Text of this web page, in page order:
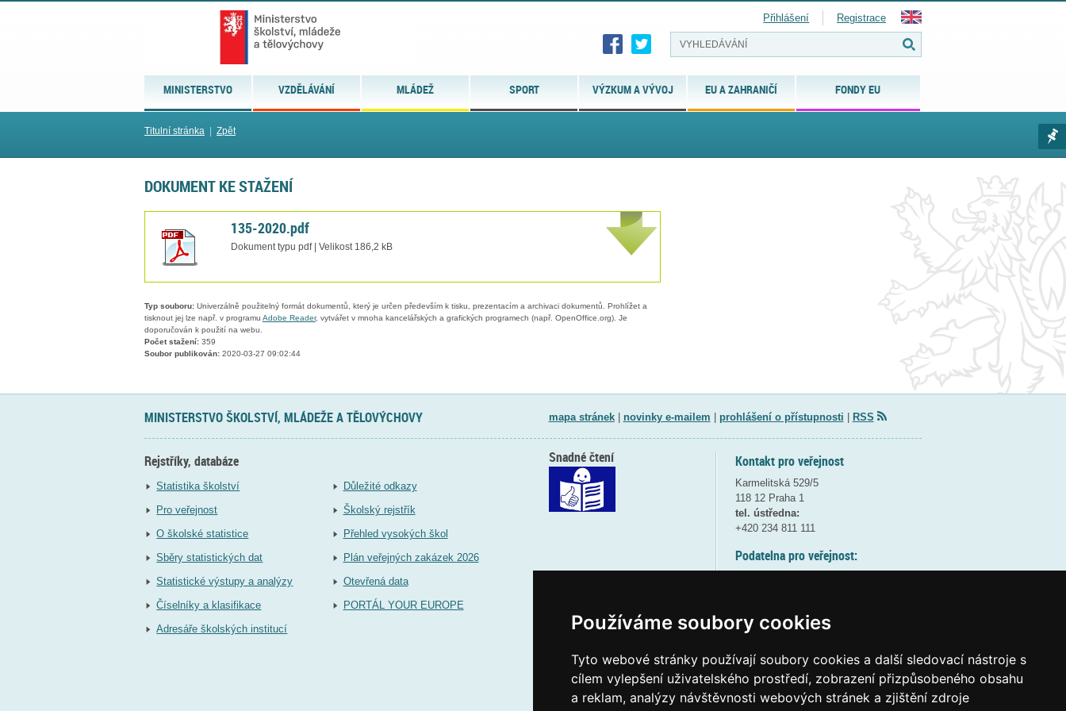
Používáme soubory cookies
Tyto webové stránky používají soubory cookies a další sledovací nástroje s
cílem vylepšení uživatelského prostředí, zobrazení přizpůsobeného obsahu
a reklam, analýzy návštěvnosti webových stránek a zjištění zdroje
MINISTERSTVO VZDĚLÁVÁNÍ MLÁDEŽ SPORT VÝZKUM A VÝVOJ EU A ZAHRANIČÍ FONDY EU
Přihlášení Registrace
Titulní stránka Zpět
DOKUMENT KE STAŽENÍ
135-2020.pdf
Dokument typu pdf | Velikost 186,2 kB
Typ souboru: Univerzálně použitelný formát dokumentů, který je určen především k tisku, prezentacím a archivaci dokumentů. Prohlížet a
tisknout jej lze např. v programu Adobe Reader, vytvářet v mnoha kancelářských a grafických programech (např. OpenOffice.org). Je
doporučován k použití na webu.
Počet stažení: 359
Soubor publikován: 2020-03-27 09:02:44
MINISTERSTVO ŠKOLSTVÍ, MLÁDEŽE A TĚLOVÝCHOVY mapa stránek| novinky e-mailem prohlášení o přístupnosti RSS
Rejstříky, databáze
Statistika školství
Pro veřejnost
O školské statistice
Sběry statistických dat
Statistické výstupy a analýzy
Číselníky a klasifikace
Adresáře školských institucí
Důležité odkazy
Školský rejstřík
Přehled vysokých škol
Plán veřejných zakázek 2026
Otevřená data
PORTÁL YOUR EUROPE
Kontakt pro veřejnost
Karmelitská 529/5
118 12 Praha 1
tel. ústředna:
+420 234 811 111
Podatelna pro veřejnost:
(více informací
Elektronická podatelna:
posta@msmtgov cz
Snadné čtení